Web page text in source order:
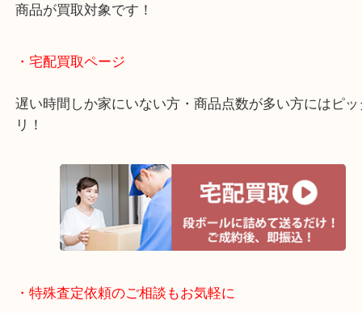
全国1,500店舗で展開しているスケールメリットで
定！
貴金属などのお品以外にも絵画や骨董品・家電な
商品が買取対象です！
・宅配買取ページ
遅い時間しか家にいない方・商品点数が多い方には